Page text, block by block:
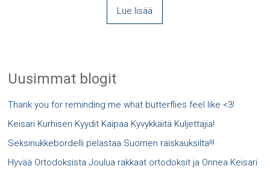
Lue lisää
Uusimmat blogit
Thank you for reminding me what butterflies feel like <3!
Keisari Kurhisen Kyydit Kaipaa Kyvykkäitä Kuljettajia!
Seksinukkebordelli pelastaa Suomen raiskauksilta!!!
Hyvää Ortodoksista Joulua rakkaat ortodoksit ja Onnea Keisari